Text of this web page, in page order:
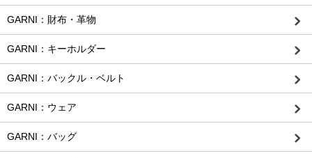
GARNI：財布・革物
GARNI：キーホルダー
GARNI：バックル・ベルト
GARNI：ウェア
GARNI：バッグ